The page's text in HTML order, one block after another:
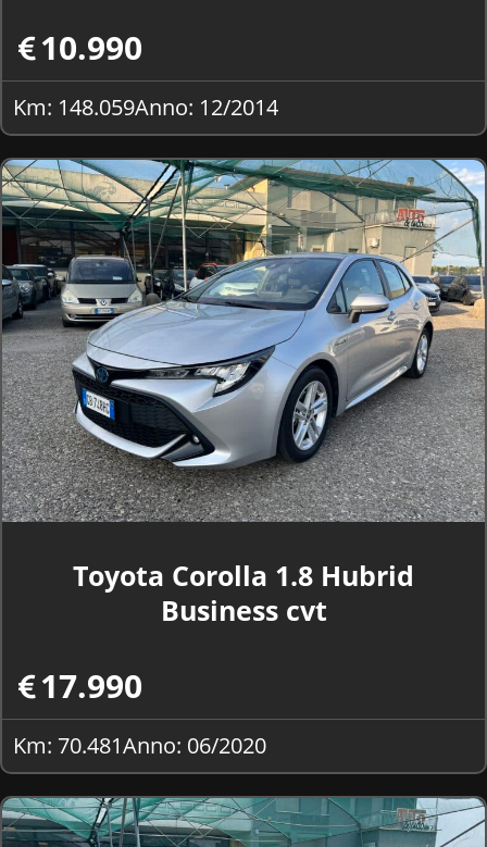
10.990
Km: 148.059Anno: 12/2014
Toyota Corolla 1.8 Hubrid
Business cvt
17.990
Km: 70.481Anno: 06/2020